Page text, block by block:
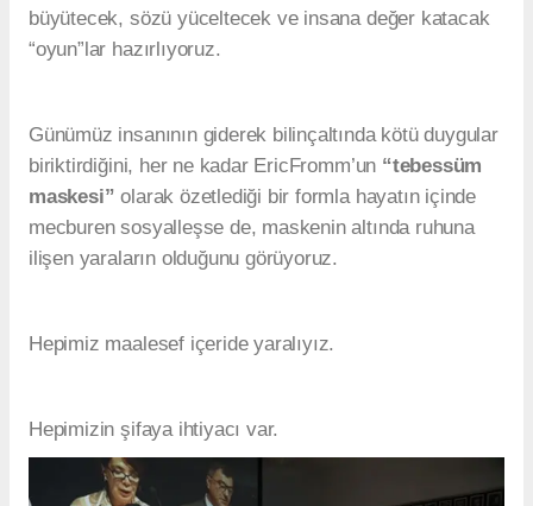
büyütecek, sözü yüceltecek ve insana değer katacak
“oyun”lar hazırlıyoruz.
Günümüz insanının giderek bilinçaltında kötü duygular
biriktirdiğini, her ne kadar EricFromm’un “tebessüm
maskesi”olarak özetlediği bir formla hayatın içinde
mecburen sosyalleşse de, maskenin altında ruhuna
ilişen yaraların olduğunu görüyoruz.
Hepimiz maalesef içeride yaralıyız.
Hepimizin şifaya ihtiyacı var.